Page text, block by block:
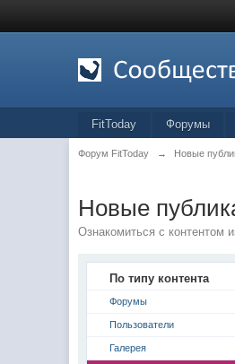
FitToday Форумы
Форум FitToday → Новые
Новые
Ознакомиться с контентом
По типу контента
Форумы
Пользователи
Галерея